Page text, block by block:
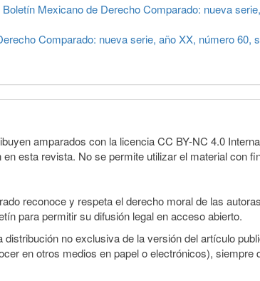
Boletín Mexicano de Derecho Comparado: nueva
Comparado: nueva serie, año XX, número 60,
amparados con la licencia CC BY-NC 4.0
esta revista. No se permite utilizar el material con
reconoce y respeta el derecho moral de las
para permitir su difusión legal en acceso abierto.
no exclusiva de la versión del artículo
en otros medios en papel o electrónicos), siempre